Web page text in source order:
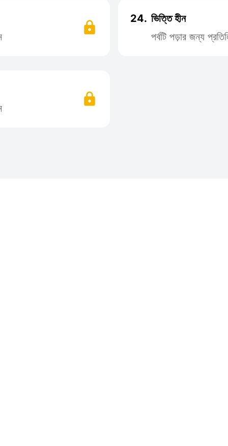
24. ভিত্তি হীন
পর্বটি পড়ার জন্য